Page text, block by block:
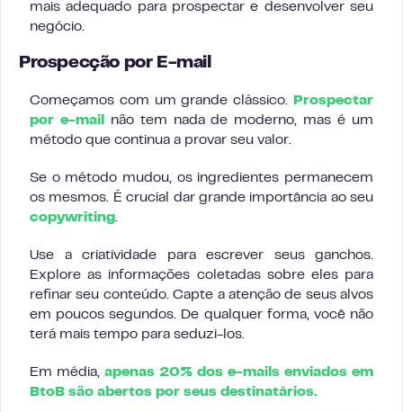
mais adequado para prospectar e desenvolver seu
negócio.
Prospecção por E-mail
Começamos com um grande clássico.
Prospectar
por e-mail
não tem nada de moderno, mas é um
método que continua a provar seu valor.
Se o método mudou, os ingredientes permanecem
os mesmos. É crucial dar grande importância ao seu
copywriting.
Use a criatividade para escrever seus ganchos.
Explore as informações coletadas sobre eles para
refinar seu conteúdo. Capte a atenção de seus alvos
em poucos segundos. De qualquer forma, você não
terá mais tempo para seduzi-los.
Em média, apenas 20% dos e-mails enviados em
BtoB são abertos por seus destinatários.